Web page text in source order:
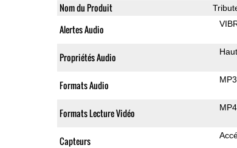
Nom du Produit
Alertes Audio
Propriétés Audio
Formats Audio MP3
Formats Lecture Vidéo MP4
Capteurs